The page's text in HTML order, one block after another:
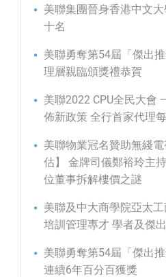
美聯集團晉身香港中文
十名
美聯勇奪第54屆「傑出
理層親臨頒獎禮恭賀
美聯2022 CPU全民大會
佈新政策 全行首家代理
美聯物業冠名贊助無綫
估】 金牌司儀鄭裕玲主
位董事拆解樓價之謎
美聯及中大商學院亞太
培訓管理專才 學者及傑
美聯勇奪第54屆「傑出
連續6年百分百獲獎